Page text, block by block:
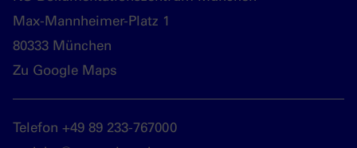
Max-Mannheimer-Platz 1
80333 München
Zu Google Maps
Telefon +49 89 233-767000